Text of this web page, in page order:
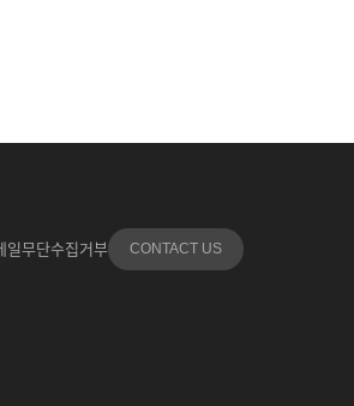
일무단수집거부 CONTACT US